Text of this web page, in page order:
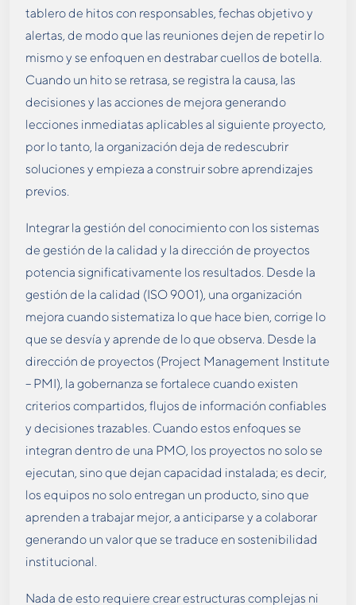
tablero de hitos con responsables, fechas objetivo y
alertas, de modo que las reuniones dejen de repetir lo
mismo y se enfoquen en destrabar cuellos de botella.
Cuando un hito se retrasa, se registra la causa, las
decisiones y las acciones de mejora generando
lecciones inmediatas aplicables al siguiente proyecto,
por lo tanto, la organización deja de redescubrir
soluciones y empieza a construir sobre aprendizajes
previos.
Integrar la gestión del conocimiento con los sistemas
de gestión de la calidad y la dirección de proyectos
potencia significativamente los resultados. Desde la
gestión de la calidad (ISO 9001), una organización
mejora cuando sistematiza lo que hace bien, corrige lo
que se desvía y aprende de lo que observa. Desde la
dirección de proyectos (Project Management Institute
– PMI), la gobernanza se fortalece cuando existen
criterios compartidos, flujos de información confiables
y decisiones trazables. Cuando estos enfoques se
integran dentro de una PMO, los proyectos no solo se
ejecutan, sino que dejan capacidad instalada; es decir,
los equipos no solo entregan un producto, sino que
aprenden a trabajar mejor, a anticiparse y a colaborar
generando un valor que se traduce en sostenibilidad
institucional.
Nada de esto requiere crear estructuras complejas ni